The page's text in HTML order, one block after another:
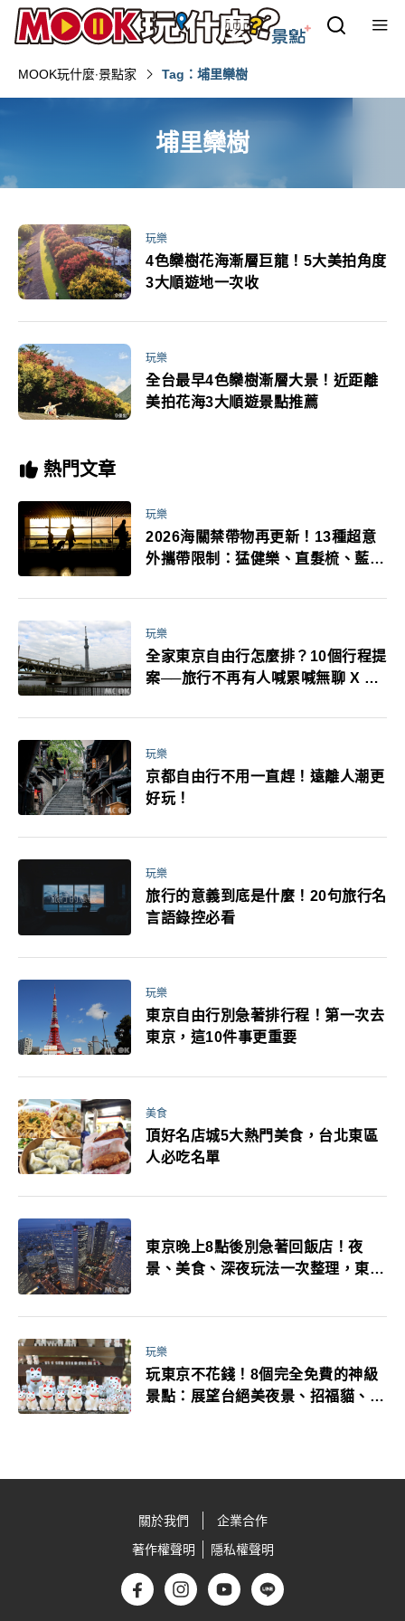
MOOK玩什麼‧景點家 Tag：埔里欒樹
埔里欒樹
玩樂
4色欒樹花海漸層巨龍！5大美拍角度
3大順遊地一次收
玩樂
全台最早4色欒樹漸層大景！近距離
美拍花海3大順遊景點推薦
熱門文章
玩樂
2026海關禁帶物再更新！13種超意
外攜帶限制：猛健樂、直髮梳、藍牙
萬！注意事項一次看！
玩樂
全家東京自由行怎麼排？10個行程提
案──旅行不再有人喊累喊無聊 X 爸
玩樂
京都自由行不用一直趕！遠離人潮更
好玩！
玩樂
旅行的意義到底是什麼！20句旅行名
言語錄控必看
玩樂
東京自由行別急著排行程！第一次去
東京，這10件事更重要
美食
頂好名店城5大熱門美食，台北東區
人必吃名單
東京晚上8點後別急著回飯店！夜
景、美食、深夜玩法一次整理，東京
玩樂
玩東京不花錢！8個完全免費的神級
景點：展望台絕美夜景、招福貓、皇
關於我們
企業合作
著作權聲明
隱私權聲明